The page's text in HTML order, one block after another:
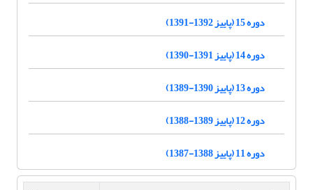
دوره 15 (پاییز 1392-1391)
دوره 14 (پاییز 1391-1390)
دوره 13 (پاییز 1390-1389)
دوره 12 (پاییز 1389-1388)
دوره 11 (پاییز 1388-1387)